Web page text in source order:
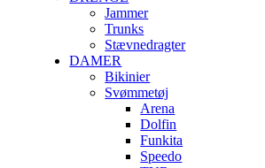
Jammer
Trunks
Stævnedragter
DAMER
Bikinier
Svømmetøj
Arena
Dolfin
Funkita
Speedo